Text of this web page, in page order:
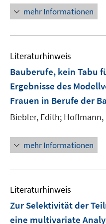
mehr Informationen
Literaturhinweis
Bauberufe, kein Tabu
Ergebnisse des
Frauen in Berufe der
Biebler, Edith; Hoffmann,
mehr Informationen
Literaturhinweis
Zur Selektivität der
eine multivariate